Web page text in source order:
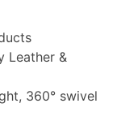
Leather &
360° swivel